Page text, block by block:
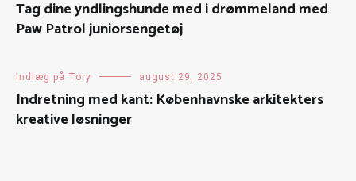
Tag dine yndlingshunde med i drømmeland med
Paw Patrol juniorsengetøj
Indlæg på Tory august 29, 2025
Indretning med kant: Københavnske arkitekters
kreative løsninger